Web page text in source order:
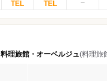
料理旅館・オーベルジュ(料理旅